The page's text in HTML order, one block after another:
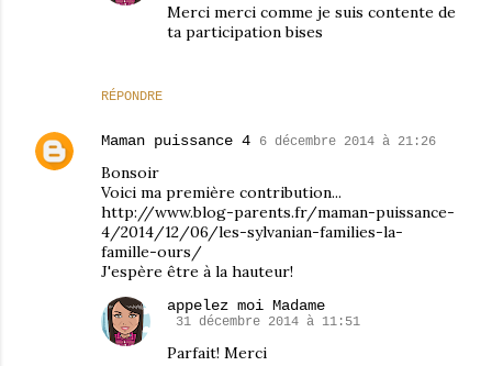
RÉPONDRE
Merci merci comme je suis contente de
ta participation bises
Maman puissance 4 6 décembre 2014 à 21:26
Bonsoir
Voici ma première contribution...
http://www.blog-parents.fr/maman-puissance-
4/2014/12/06/les-sylvanian-families-la-
famille-ours/
J'espère être à la hauteur!
appelez moi Madame
31 décembre 2014 à 11:51
Parfait! Merci